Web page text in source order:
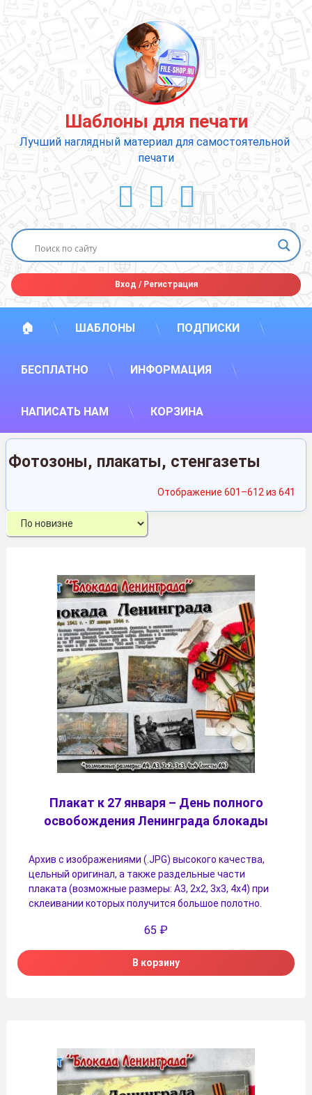
содержимому
Шаблоны для печати
Лучший наглядный материал для самостоятельной
печати
ВКонтакте
YouTube
E-mail
Вход /Регистрация
🏠 ШАБЛОНЫ ПОДПИСКИ
БЕСПЛАТНО ИНФОРМАЦИЯ
НАПИСАТЬ НАМ КОРЗИНА
Фотозоны, плакаты, стенгазеты
Отображение 601–612 из 641
Плакат к 27 января – День полного
освобождения Ленинграда блокады
Архив с изображениями (.JPG) высокого качества,
цельный оригинал, а также раздельные части
плаката (возможные размеры: А3, 2х2, 3х3, 4х4) при
склеивании которых получится большое полотно.
65 ₽
В корзину